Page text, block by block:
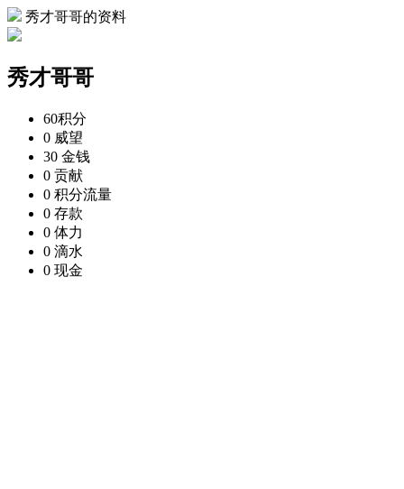
秀才哥哥的资料
秀才哥哥
60积分
0 威望
30 金钱
0 贡献
0 积分流量
0 存款
0 体力
0 滴水
0 现金